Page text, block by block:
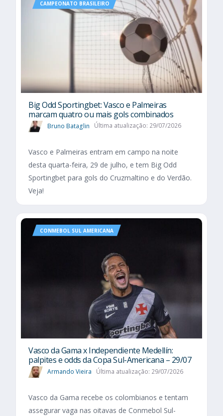
CAMPEONATO BRASILEIRO
Big Odd Sportingbet: Vasco e Palmeiras
marcam quatro ou mais gols combinados
Bruno Bataglin Última atualização: 29/07/2026
Vasco e Palmeiras entram em campo na noite
desta quarta-feira, 29 de julho, e tem Big Odd
Sportingbet para gols do Cruzmaltino e do Verdão.
Veja!
CONMEBOL SUL AMERICANA
Vasco da Gama x Independiente Medellín:
palpites e odds da Copa Sul-Americana – 29/07
Armando Vieira Última atualização: 29/07/2026
Vasco da Gama recebe os colombianos e tentam
assegurar vaga nas oitavas de Conmebol Sul-